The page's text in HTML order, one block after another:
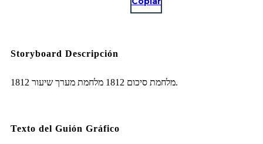
Storyboard Descripción
מלחמת סיכום 1812 מלחמת מערך שיעור 1812.
Texto del Guión Gráfico